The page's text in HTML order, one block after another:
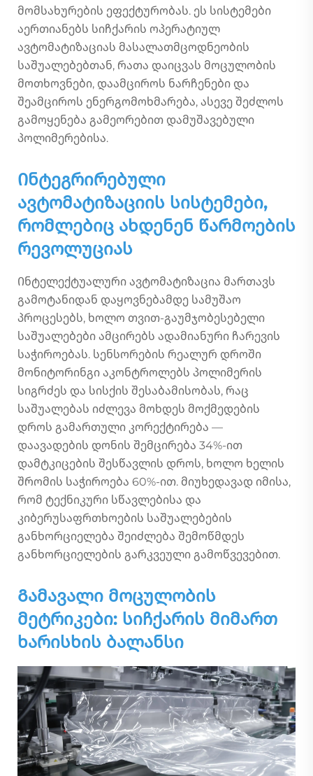
მომსახურების ეფექტურობას. ეს სისტემები
აერთიანებს სიჩქარის ოპერატიულ
ავტომატიზაციას მასალათმცოდნეობის
საშუალებებთან, რათა დაიცვას მოცულობის
მოთხოვნები, დაამციროს ნარჩენები და
შეამციროს ენერგომოხმარება, ასევე შეძლოს
გამოყენება გამეორებით დამუშავებული
პოლიმერებისა.
Ინტეგრირებული
ავტომატიზაციის სისტემები,
რომლებიც ახდენენ წარმოების
რევოლუციას
Ინტელექტუალური ავტომატიზაცია მართავს
გამოტანიდან დაყოვნებამდე სამუშაო
პროცესებს, ხოლო თვით-გაუმჯობესებელი
საშუალებები ამცირებს ადამიანური ჩარევის
საჭიროებას. სენსორების რეალურ დროში
მონიტორინგი აკონტროლებს პოლიმერის
სიგრძეს და სისქის შესაბამისობას, რაც
საშუალებას იძლევა მოხდეს მოქმედების
დროს გამართული კორექტირება —
დაავადების დონის შემცირება 34%-ით
დამტკიცების შესწავლის დროს, ხოლო ხელის
შრომის საჭიროება 60%-ით. მიუხედავად იმისა,
რომ ტექნიკური სწავლებისა და
კიბერუსაფრთხოების საშუალებების
განხორციელება შეიძლება შემოწმდეს
განხორციელების გარკვეული გამოწვევებით.
Გამავალი მოცულობის
მეტრიკები: სიჩქარის მიმართ
ხარისხის ბალანსი